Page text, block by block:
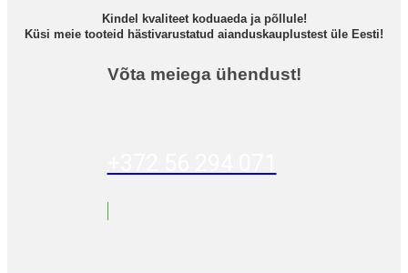
Kindel kvaliteet koduaeda ja põllule!
Küsi meie tooteid hästivarustatud aianduskauplustest üle Eesti!
Võta meiega ühendust!